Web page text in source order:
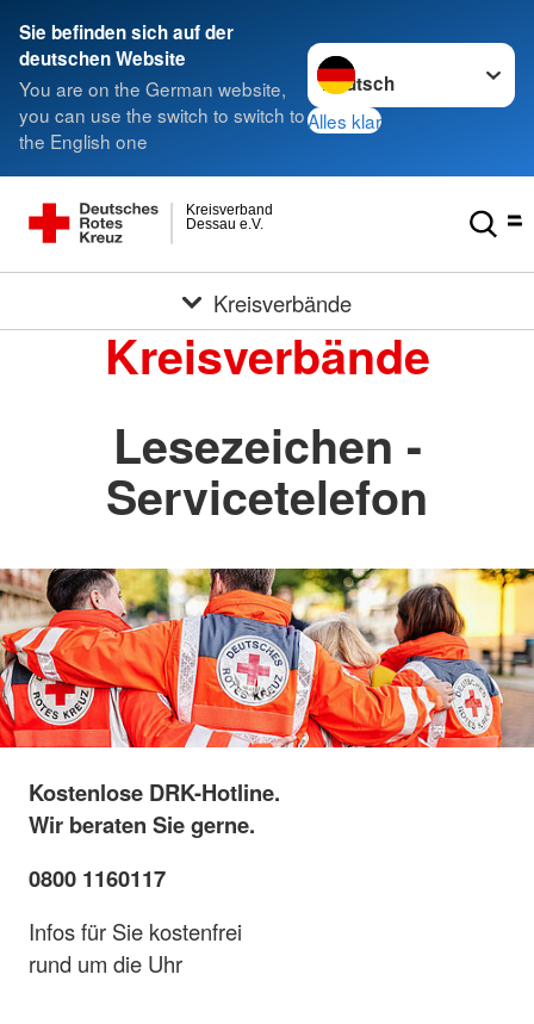
Sie befinden sich auf der
deutschen Website
You are on the German website,
you can use the switch to switch to
the English one
Sprache wechseln zu
Alles klar
Dessau e.V.
Kreisverband
Kreisverbände
Kreisverbände
Lesezeichen -
Servicetelefon
Kostenlose DRK-Hotline.
Wir beraten Sie gerne.
0800 1160117
Infos für Sie kostenfrei
rund um die Uhr